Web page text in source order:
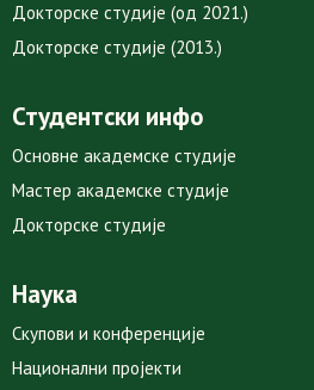
Докторске студије (од 2021.)
Докторске студије (2013.)
Студентски инфо
Основне академске студије
Мастер академске студије
Докторске студије
Наука
Скупови и конференције
Национални пројекти